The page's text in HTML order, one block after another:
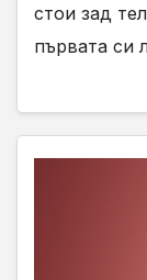
стои зад
първата си